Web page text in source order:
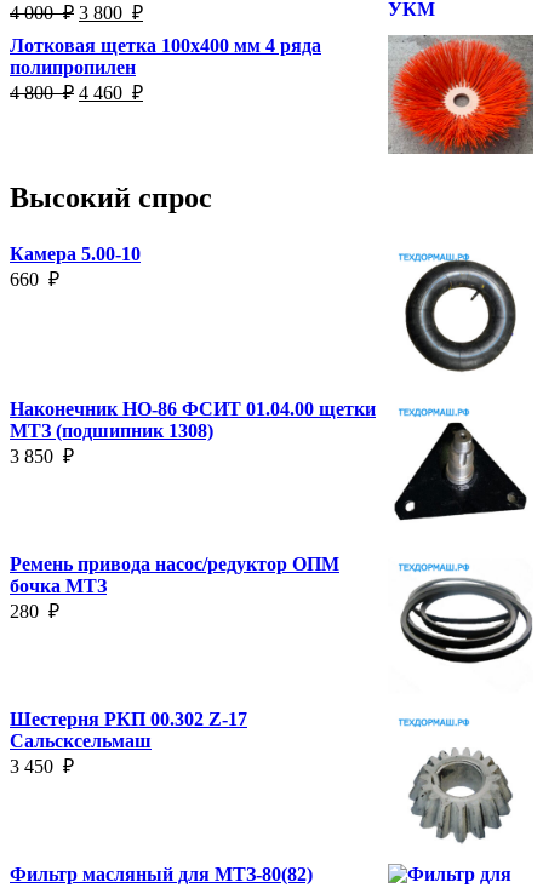
4 000₽ Первоначальная
составляла
4
000
3 800 ₽Текущая
3
₽.
Лотковая щетка 100х400 мм 4 ряда
полипропилен
4 800₽ Первоначальная
₽.
4 460 ₽Текущая
Высокий спрос
Камера 5.00-10
660 ₽
Наконечник НО-86 ФСИТ 01.04.00 щетки
МТЗ (подшипник 1308)
3 850 ₽
Ремень привода насос/редуктор ОПМ
бочка МТЗ
280 ₽
Шестерня РКП 00.302 Z-17
Сальсксельмаш
3 450 ₽
Фильтр масляный для МТЗ-80(82)